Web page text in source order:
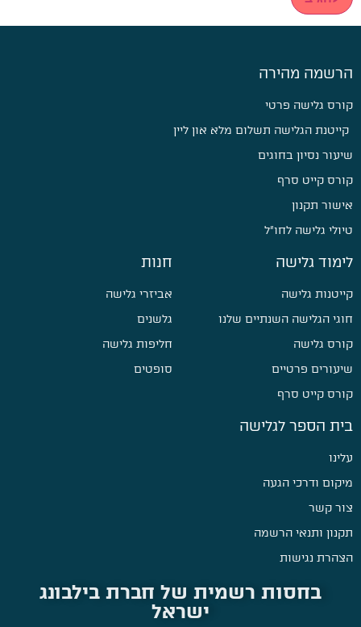
הרשמה מהירה
קורס גלישה פרטי
קייטנת הגלישה תשלום מלא און ליין
שיעור נסיון בחוגים
קורס קייט סרף
אישור תקנון
טיולי גלישה לחו״ל
לימוד גלישה
קייטנות גלישה
חוגי הגלישה השנתיים שלנו
קורס גלישה
שיעורים פרטיים
קורס קייט סרף
חנות
אביזרי גלישה
גלשנים
חליפות גלישה
סופטים
בית הספר לגלישה
עלינו
מיקום ודרכי הגעה
צור קשר
תקנון ותנאי הרשמה
הצהרת נגישות
בחסות רשמית של חברת בילבונג
ישראל